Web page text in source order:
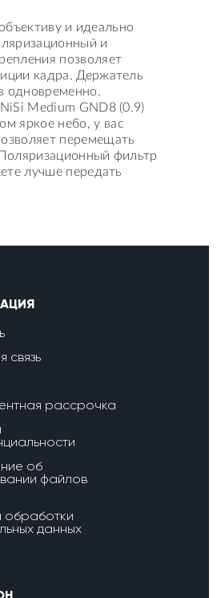
и идеально
и
позволяет
кадра. Держатель
одновременно.
Medium GND8 (0.9)
яркое небо, у вас
перемещать
фильтр
лучше передать
связь
рассрочка
об
файлов
обработки
данных